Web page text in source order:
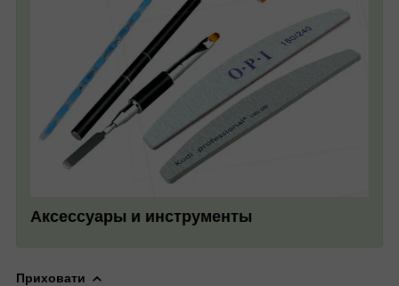
Аксессуары и инструменты
Приховати